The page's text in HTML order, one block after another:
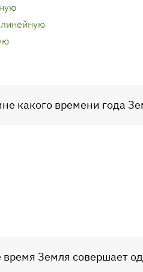
какого времени года
время Земля совершает